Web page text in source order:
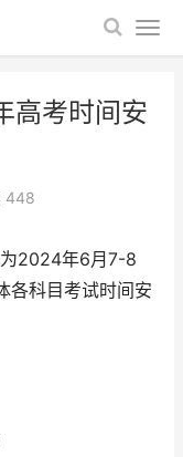
高考时间安
448
2024年6月7-8
各科目考试时间安